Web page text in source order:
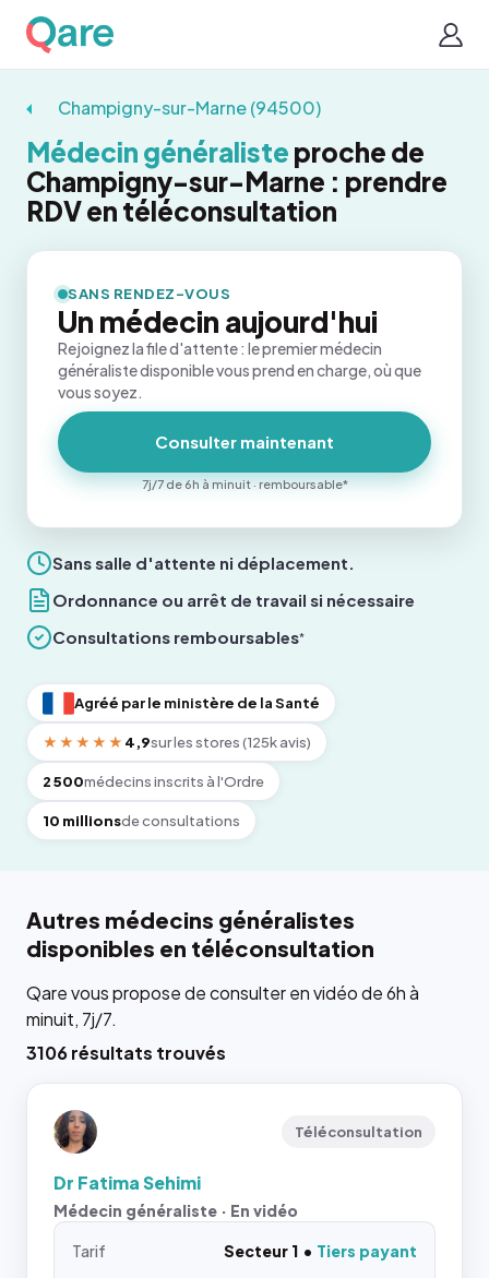
Champigny-sur-Marne (94500)
Médecin généraliste proche de
Champigny-sur-Marne : prendre
RDV en téléconsultation
Sans salle d'attente ni déplacement.
Ordonnance ou arrêt de travail si nécessaire
Consultations remboursables*
Agréé par le ministère de la Santé
★★★★★ 4,9sur les stores (125k avis)
2 500médecins inscrits à l'Ordre
10 millionsde consultations
SANS RENDEZ-VOUS
Un médecin aujourd'hui
Rejoignez la file d'attente : le premier médecin
généraliste disponible vous prend en charge, où que
vous soyez.
Consulter maintenant
7j/7 de 6h à minuit · remboursable*
Autres médecins généralistes
disponibles en téléconsultation
Qare vous propose de consulter en vidéo de 6h à
minuit, 7j/7.
3106 résultats trouvés
Téléconsultation
Dr Fatima Sehimi
Médecin généraliste · En vidéo
Tarif Secteur 1
Tiers payant